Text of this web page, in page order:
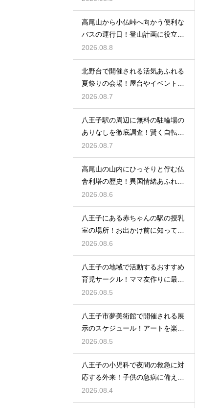
高尾山から小仏峠へ向かう便利な
バスの運行日！登山計画に役立つ
時刻表
2026.08.8
北野台で開催される活気あふれる
夏祭りの会場！屋台やイベントを
大満喫
2026.08.7
八王子駅の周辺に無料の駐輪場の
ありなしを徹底調査！賢く自転車
を止める
2026.08.7
高尾山の山内にひっそりと佇む仏
舎利塔の歴史！異国情緒あふれる
建造物
2026.08.6
八王子にある赤ちゃんの駅の授乳
室の場所！お出かけ前に知ってお
きたい事
2026.08.6
八王子の地域で活動するおすすめ
育児サークル！ママ友作りに最適
な場所
2026.08.5
八王子市夢美術館で開催される展
示のスケジュール！アートを楽し
む休日の旅
2026.08.5
八王子の小児科で夜間の救急に対
応する外来！子供の急病に備える
安心情報
2026.08.4